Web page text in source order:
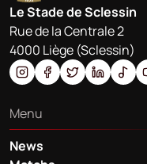
Le Stade de Sclessin
Rue de la Centrale 2
4000 Liège (Sclessin)
Menu
News